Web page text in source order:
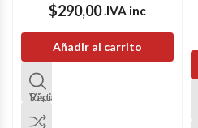
$290,00 IVA inc.
Añadir al carrito
Vista Rápida